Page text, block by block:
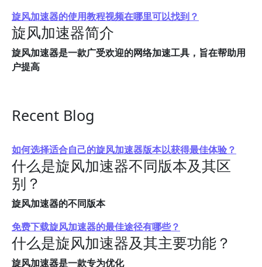
旋风加速器的使用教程视频在哪里可以找到？
旋风加速器简介
旋风加速器是一款广受欢迎的网络加速工具，旨在帮助用
户提高
Recent Blog
如何选择适合自己的旋风加速器版本以获得最佳体验？
什么是旋风加速器不同版本及其区
别？
旋风加速器的不同版本
免费下载旋风加速器的最佳途径有哪些？
什么是旋风加速器及其主要功能？
旋风加速器是一款专为优化